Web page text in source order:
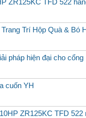
ZR125KC TFD 522
Trí Hộp Quà & Bó
pháp hiện đại cho
cuốn YH
ZR125KC TFD